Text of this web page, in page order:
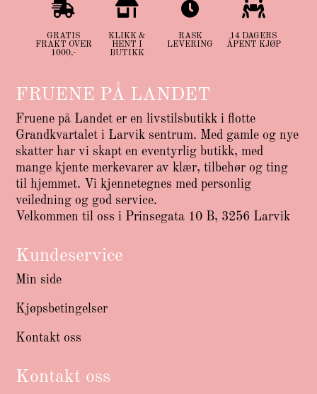

GRATIS
FRAKT OVER
1000,-

KLIKK &
HENT I
BUTIKK

RASK
LEVERING

14 DAGERS
ÅPENT KJØP
FRUENE PÅ LANDET
Fruene på Landet er en livstilsbutikk i flotte
Grandkvartalet i Larvik sentrum. Med gamle og nye
skatter har vi skapt en eventyrlig butikk, med
mange kjente merkevarer av klær, tilbehør og ting
til hjemmet. Vi kjennetegnes med personlig
veiledning og god service.
Velkommen til oss i Prinsegata 10 B, 3256 Larvik
Kundeservice
Min side
Kjøpsbetingelser
Kontakt oss
Kontakt oss